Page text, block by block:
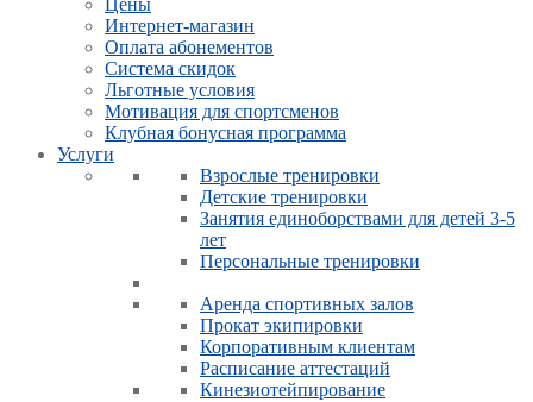
Цены
Интернет-магазин
Оплата абонементов
Система скидок
Льготные условия
Мотивация для спортсменов
Клубная бонусная программа
Услуги
Взрослые тренировки
Детские тренировки
Занятия единоборствами для детей 3-5
лет
Персональные тренировки
Аренда спортивных залов
Прокат экипировки
Корпоративным клиентам
Расписание аттестаций
Кинезиотейпирование